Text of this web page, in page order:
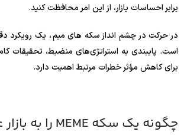
برابر احساسات بازار، از این امر محافظت کنید.
در حرکت در چشم انداز سکه های میم ، یک رویکرد
است. پایبندی به استراتژی‌های منضبط، تحقیقات
برای کاهش مؤثر خطرات مرتبط اهمیت دارد.
چگونه یک سکه MEME را به بازار عرضه کنم؟